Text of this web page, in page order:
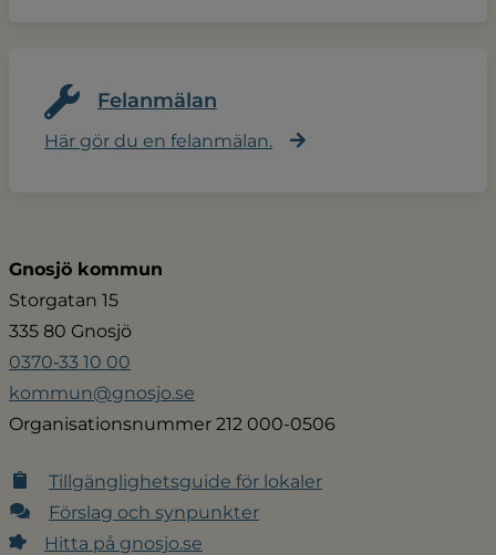
Felanmälan
Här gör du en felanmälan.
Gnosjö kommun
Storgatan 15
335 80 Gnosjö
0370‑33 10 00
kommun@gnosjo.se
Organisationsnummer 212 000-0506
Tillgänglighetsguide för lokaler
Förslag och synpunkter
Hitta på gnosjo.se